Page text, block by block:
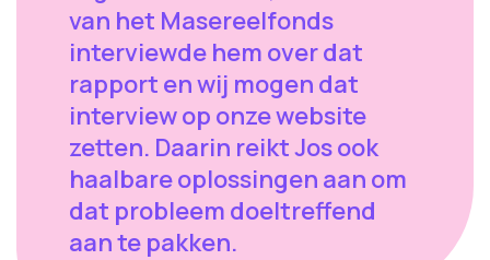
van het Masereelfonds
interviewde hem over dat
rapport en wij mogen dat
interview op onze website
zetten. Daarin reikt Jos ook
haalbare oplossingen aan om
dat probleem doeltreffend
aan te pakken.